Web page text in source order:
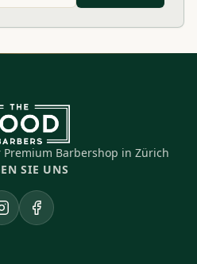
Barbershop in Zürich
SIE UNS
InstagramFacebook